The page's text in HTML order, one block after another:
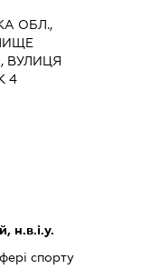
ОБЛ.,
ВУЛИЦЯ
4
н.в.і.у.
спорту